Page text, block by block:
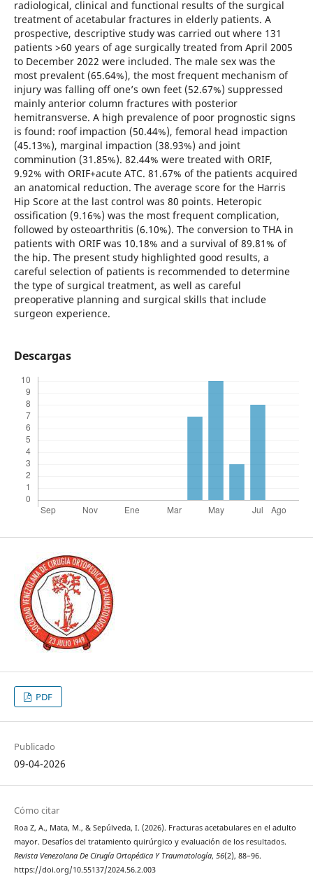
radiological, clinical and functional results of the surgical
treatment of acetabular fractures in elderly patients. A
prospective, descriptive study was carried out where 131
patients >60 years of age surgically treated from April 2005
to December 2022 were included. The male sex was the
most prevalent (65.64%), the most frequent mechanism of
injury was falling off one’s own feet (52.67%) suppressed
mainly anterior column fractures with posterior
hemitransverse. A high prevalence of poor prognostic signs
is found: roof impaction (50.44%), femoral head impaction
(45.13%), marginal impaction (38.93%) and joint
comminution (31.85%). 82.44% were treated with ORIF,
9.92% with ORIF+acute ATC. 81.67% of the patients acquired
an anatomical reduction. The average score for the Harris
Hip Score at the last control was 80 points. Heteropic
ossification (9.16%) was the most frequent complication,
followed by osteoarthritis (6.10%). The conversion to THA in
patients with ORIF was 10.18% and a survival of 89.81% of
the hip. The present study highlighted good results, a
careful selection of patients is recommended to determine
the type of surgical treatment, as well as careful
preoperative planning and surgical skills that include
surgeon experience.
Descargas
PDF
Publicado
09-04-2026
Cómo citar
Roa Z, A., Mata, M., & Sepúlveda, I. (2026). Fracturas acetabulares en el adulto
mayor. Desafíos del tratamiento quirúrgico y evaluación de los resultados.
Revista Venezolana De Cirugía Ortopédica Y Traumatología, 56(2), 88–96.
https://doi.org/10.55137/2024.56.2.003